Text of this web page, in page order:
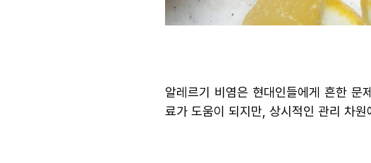
알레르기 비염은 현대인들에게 흔한 문
료가 도움이 되지만, 상시적인 관리 차